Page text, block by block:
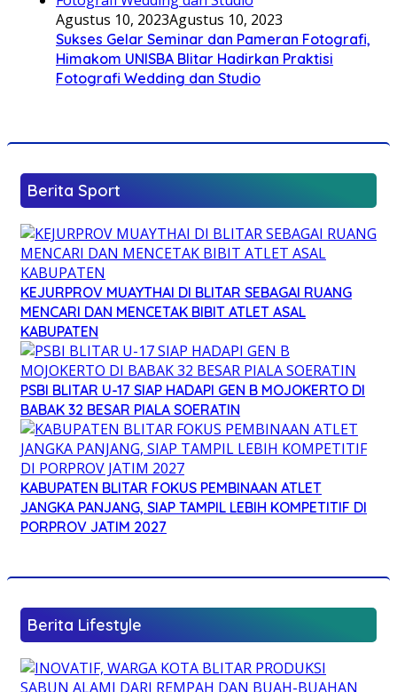
Agustus 10, 2023Agustus 10, 2023
Sukses Gelar Seminar dan Pameran Fotografi,
Himakom UNISBA Blitar Hadirkan Praktisi
Fotografi Wedding dan Studio
Berita Sport
KEJURPROV MUAYTHAI DI BLITAR SEBAGAI RUANG
MENCARI DAN MENCETAK BIBIT ATLET ASAL
KABUPATEN
PSBI BLITAR U-17 SIAP HADAPI GEN B MOJOKERTO DI
BABAK 32 BESAR PIALA SOERATIN
KABUPATEN BLITAR FOKUS PEMBINAAN ATLET
JANGKA PANJANG, SIAP TAMPIL LEBIH KOMPETITIF DI
PORPROV JATIM 2027
Berita Lifestyle